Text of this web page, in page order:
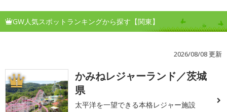
GW人気スポットランキングから探す【関東】
2026/08/08 更新
1
かみねレジャーランド／茨城
県
太平洋を一望できる本格レジャー施設